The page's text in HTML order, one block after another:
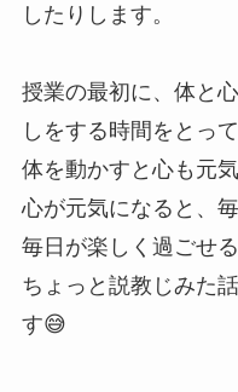
したりします。
授業の最初に、体と
しをする時間をとって
体を動かすと心も元気
心が元気になると、
毎日が楽しく過ごせ
ちょっと説教じみた
す😅